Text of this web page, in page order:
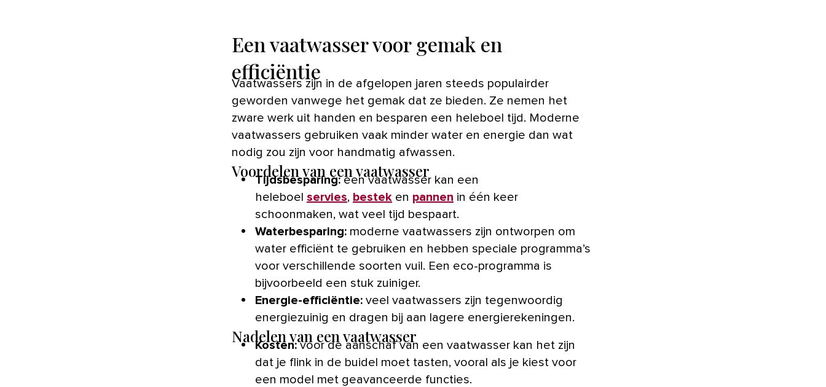
Een vaatwasser voor gemak en
efficiëntie
Vaatwassers zijn in de afgelopen jaren steeds populairder
geworden vanwege het gemak dat ze bieden. Ze nemen het
zware werk uit handen en besparen een heleboel tijd. Moderne
vaatwassers gebruiken vaak minder water en energie dan wat
nodig zou zijn voor handmatig afwassen.
Voordelen van een vaatwasser
Tijdsbesparing:een vaatwasser kan een
heleboel servies, bestek en pannen in één keer
schoonmaken, wat veel tijd bespaart.
Waterbesparing: moderne vaatwassers zijn ontworpen om
water efficiënt te gebruiken en hebben speciale programma’s
voor verschillende soorten vuil. Een eco-programma is
bijvoorbeeld een stuk zuiniger.
Energie-efficiëntie: veel vaatwassers zijn tegenwoordig
energiezuinig en dragen bij aan lagere energierekeningen.
Nadelen van een vaatwasser
Kosten:voor de aanschaf van een vaatwasser kan het zijn
dat je flink in de buidel moet tasten, vooral als je kiest voor
een model met geavanceerde functies.